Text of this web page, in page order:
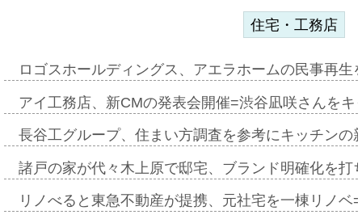
住宅・工務店
ロゴスホールディングス、アエラホームの民事再
アイ工務店、新CMの発表会開催=渋谷凪咲さんを
長谷工グループ、住まい方調査を参考にキッチン
諸戸の家が代々木上原で邸宅、ブランド明確化を
リノべると東急不動産が提携、元社宅を一棟リノ